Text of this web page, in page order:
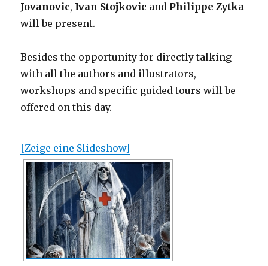
Jovanovic, Ivan Stojkovic and Philippe Zytka
will be present.
Besides the opportunity for directly talking
with all the authors and illustrators,
workshops and specific guided tours will be
offered on this day.
[Zeige eine Slideshow]